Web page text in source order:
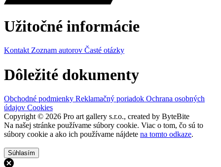
Užitočné informácie
Kontakt Zoznam autorov Časté otázky
Dôležité dokumenty
Obchodné podmienky Reklamačný poriadok Ochrana osobných
údajov Cookies
Copyright © 2026 Pro art gallery s.r.o., created by ByteBite
Na našej stránke používame súbory cookie. Viac o tom, čo sú to
súbory cookie a ako ich používame nájdete na tomto odkaze.
Súhlasím